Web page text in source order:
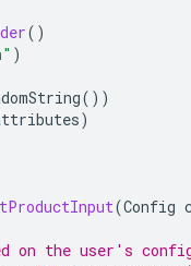
()
)
())
)
(Config
on the user's